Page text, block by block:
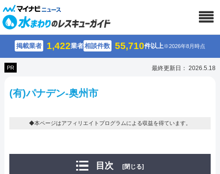
掲載業者 1,422業者相談件数 55,710件以上※2026年8月時点
PR 最終更新日： 2026.5.18
(有)パナデン-奥州市
◆本ページはアフィリエイトプログラムによる収益を得ています。
目次 [閉じる]